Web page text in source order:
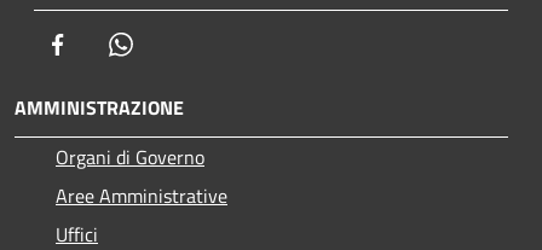
Facebook
AMMINISTRAZIONE
Organi di Governo
Aree Amministrative
Uffici